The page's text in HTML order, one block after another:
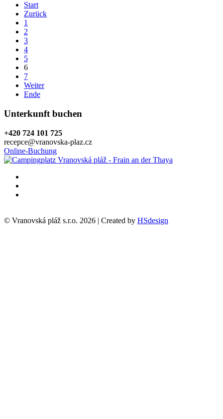
Start
Zurück
1
2
3
4
5
6
7
Weiter
Ende
Unterkunft buchen
+420 724 101 725
recepce@vranovska-plaz.cz
Online-Buchung
© Vranovská pláž s.r.o. 2026 | Created by HSdesign